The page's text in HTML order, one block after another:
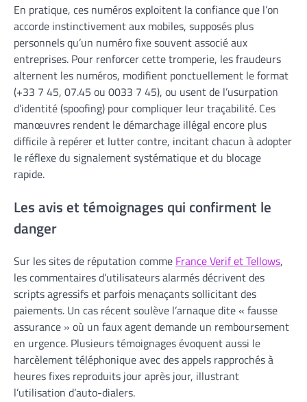
En pratique, ces numéros exploitent la confiance que l’on
accorde instinctivement aux mobiles, supposés plus
personnels qu’un numéro fixe souvent associé aux
entreprises. Pour renforcer cette tromperie, les fraudeurs
alternent les numéros, modifient ponctuellement le format
(+33 7 45, 07.45 ou 0033 7 45), ou usent de l’usurpation
d’identité (spoofing) pour compliquer leur traçabilité. Ces
manœuvres rendent le démarchage illégal encore plus
difficile à repérer et lutter contre, incitant chacun à adopter
le réflexe du signalement systématique et du blocage
rapide.
Les avis et témoignages qui confirment le
danger
Sur les sites de réputation comme France Verif et Tellows,
les commentaires d’utilisateurs alarmés décrivent des
scripts agressifs et parfois menaçants sollicitant des
paiements. Un cas récent soulève l’arnaque dite « fausse
assurance » où un faux agent demande un remboursement
en urgence. Plusieurs témoignages évoquent aussi le
harcèlement téléphonique avec des appels rapprochés à
heures fixes reproduits jour après jour, illustrant
l’utilisation d’auto-dialers.